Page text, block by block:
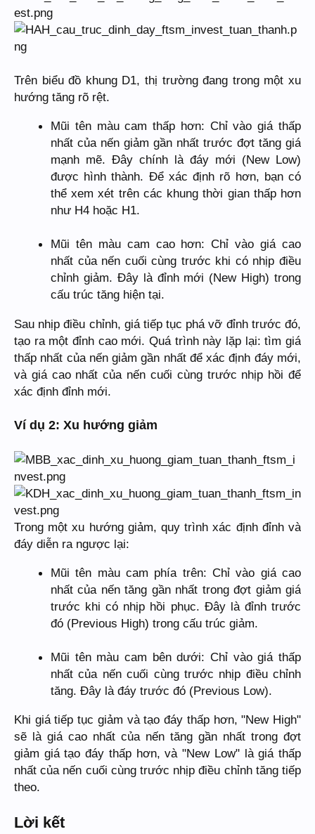
Trên biểu đồ khung D1, thị trường đang trong một xu
hướng tăng rõ rệt.
Mũi tên màu cam thấp hơn: Chỉ vào giá thấp
nhất của nến giảm gần nhất trước đợt tăng giá
mạnh mẽ. Đây chính là đáy mới (New Low)
được hình thành. Để xác định rõ hơn, bạn có
thể xem xét trên các khung thời gian thấp hơn
như H4 hoặc H1.
Mũi tên màu cam cao hơn: Chỉ vào giá cao
nhất của nến cuối cùng trước khi có nhịp điều
chỉnh giảm. Đây là đỉnh mới (New High) trong
cấu trúc tăng hiện tại.
Sau nhịp điều chỉnh, giá tiếp tục phá vỡ đỉnh trước đó,
tạo ra một đỉnh cao mới. Quá trình này lặp lại: tìm giá
thấp nhất của nến giảm gần nhất để xác định đáy mới,
và giá cao nhất của nến cuối cùng trước nhịp hồi để
xác định đỉnh mới.
Ví dụ 2: Xu hướng giảm
Trong một xu hướng giảm, quy trình xác định đỉnh và
đáy diễn ra ngược lại:
Mũi tên màu cam phía trên: Chỉ vào giá cao
nhất của nến tăng gần nhất trong đợt giảm giá
trước khi có nhịp hồi phục. Đây là đỉnh trước
đó (Previous High) trong cấu trúc giảm.
Mũi tên màu cam bên dưới: Chỉ vào giá thấp
nhất của nến cuối cùng trước nhịp điều chỉnh
tăng. Đây là đáy trước đó (Previous Low).
Khi giá tiếp tục giảm và tạo đáy thấp hơn, "New High"
sẽ là giá cao nhất của nến tăng gần nhất trong đợt
giảm giá tạo đáy thấp hơn, và "New Low" là giá thấp
nhất của nến cuối cùng trước nhịp điều chỉnh tăng tiếp
theo.
Lời kết